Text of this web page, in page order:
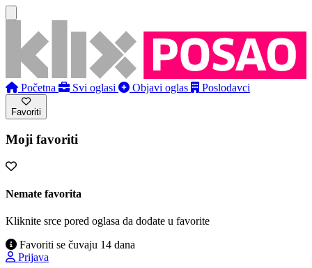
Početna Svi oglasi Objavi oglas Poslodavci
Favoriti
Moji favoriti
Nemate favorita
Kliknite srce pored oglasa da dodate u favorite
Favoriti se čuvaju 14 dana
Prijava